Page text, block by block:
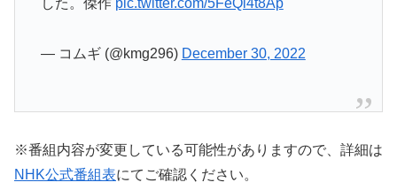
— コムギ (@kmg296) December 30, 2022
※番組内容が変更している可能性がありますので、詳細は
NHK公式番組表にてご確認ください。